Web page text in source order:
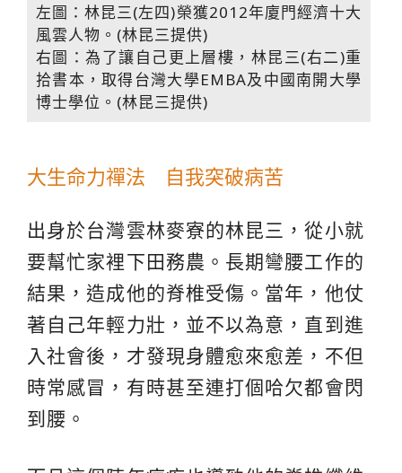
左圖：林昆三(左四)榮獲2012年廈門經濟十大
風雲人物。(林昆三提供)
右圖：為了讓自己更上層樓，林昆三(右二)重
拾書本，取得台灣大學EMBA及中國南開大學
博士學位。(林昆三提供)
大生命力禪法 自我突破病苦
出身於台灣雲林麥寮的林昆三，從小就
要幫忙家裡下田務農。長期彎腰工作的
結果，造成他的脊椎受傷。當年，他仗
著自己年輕力壯，並不以為意，直到進
入社會後，才發現身體愈來愈差，不但
時常感冒，有時甚至連打個哈欠都會閃
到腰。